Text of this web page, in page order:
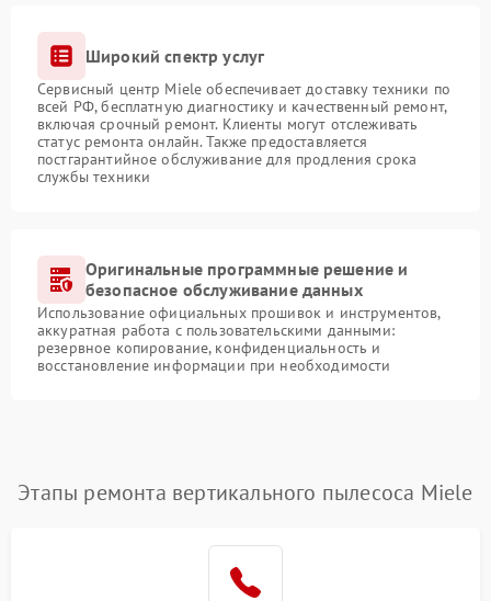
Широкий спектр услуг
Сервисный центр Miele обеспечивает доставку техники по
всей РФ, бесплатную диагностику и качественный ремонт,
включая срочный ремонт. Клиенты могут отслеживать
статус ремонта онлайн. Также предоставляется
постгарантийное обслуживание для продления срока
службы техники
Оригинальные программные решение и
безопасное обслуживание данных
Использование официальных прошивок и инструментов,
аккуратная работа с пользовательскими данными:
резервное копирование, конфиденциальность и
восстановление информации при необходимости
Этапы ремонта вертикального пылесоса Miele